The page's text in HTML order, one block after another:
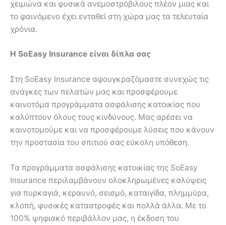
χειμώνα και φυσικά ανεμοστρόβιλους πλέον μιας και
το φαινόμενο έχει ενταθεί στη χώρα μας τα τελευταία
χρόνια.
Η SoEasy Insurance είναι δίπλα σας
Στη SoEasy Insurance αφουγκραζόμαστε συνεχώς τις
ανάγκες των πελατών μας και προσφέρουμε
καινοτόμα προγράμματα ασφάλισης κατοικίας που
καλύπτουν όλους τους κινδύνους. Μας αρέσει να
καινοτομούμε και να προσφέρουμε λύσεις που κάνουν
την προστασία του σπιτιού σας εύκολη υπόθεση.
Τα προγράμματα ασφάλισης κατοικίας της SoEasy
Insurance περιλαμβάνουν ολοκληρωμένες καλύψεις
για πυρκαγιά, κεραυνό, σεισμό, καταιγίδα, πλημμύρα,
κλοπή, φυσικές καταστροφές και πολλά άλλα. Με το
100% ψηφιακό περιβάλλον μας, η έκδοση του